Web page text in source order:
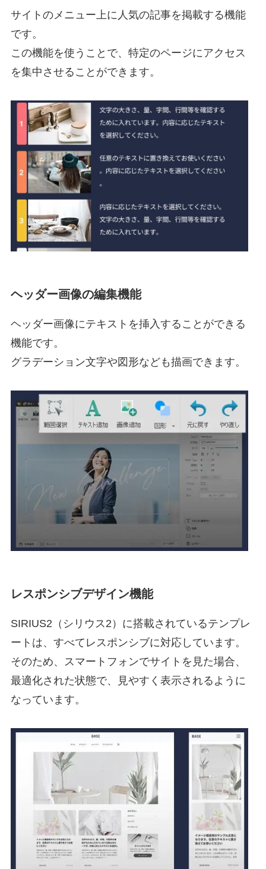
サイトのメニュー上に人気の記事を掲載する機能
です。
この機能を使うことで、特定のページにアクセス
を集中させることができます。
ヘッダー画像の編集機能
ヘッダー画像にテキストを挿入することができる
機能です。
グラデーション文字や図形なども描画できます。
レスポンシブデザイン機能
SIRIUS2（シリウス2）に搭載されているテンプレ
ートは、すべてレスポンシブに対応しています。
そのため、スマートフォンでサイトを見た場合、
最適化された状態で、見やすく表示されるように
なっています。